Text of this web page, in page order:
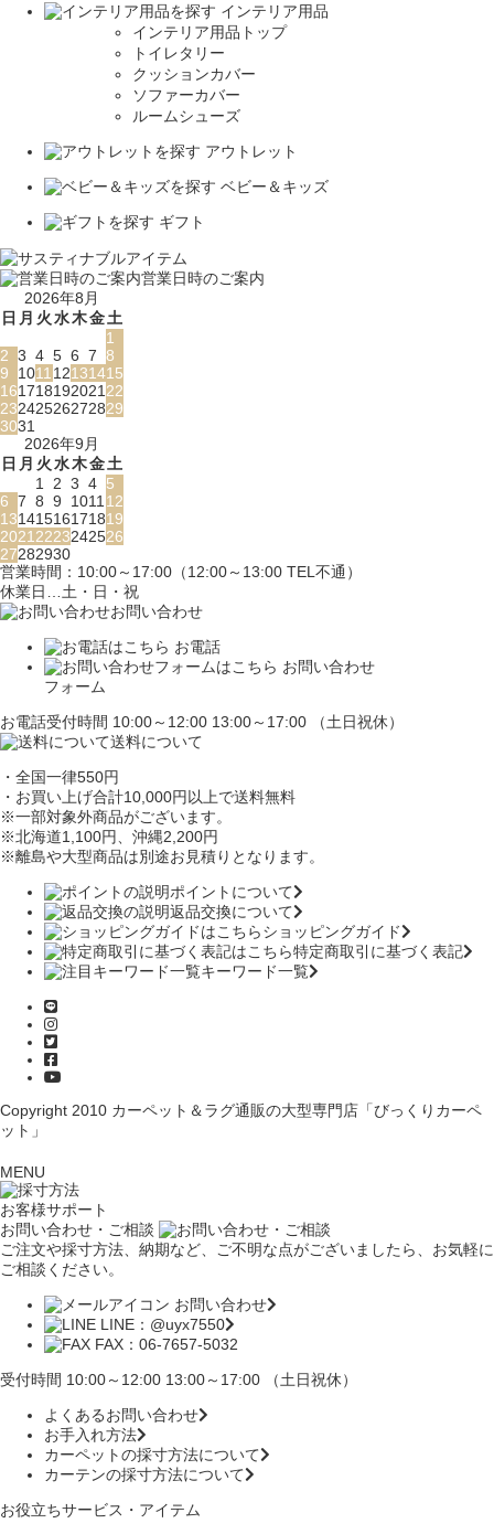
インテリア用品
インテリア用品トップ
トイレタリー
クッションカバー
ソファーカバー
ルームシューズ
アウトレット
ベビー＆キッズ
ギフト
営業日時のご案内
2026年8月
日 月 火水木金土
1
2 3 4 5 6 7 8
9
1011 12131415
161718192021 22
23242526272829
3031
2026年9月
日 月 火水木金土
1
2 3 4 5
6 7 8 9 1011 12
13141516171819
2021 2223242526
27282930
営業時間：10:00～17:00（12:00～13:00 TEL不通）
休業日…土・日・祝
お問い合わせ
お電話
お問い合わせ
フォーム
お電話受付時間 10:00～12:00 13:00～17:00 （土日祝休）
送料について
・全国一律550円
・お買い上げ合計10,000円以上で送料無料
※一部対象外商品がございます。
※北海道1,100円 、沖縄2,200円
※離島や大型商品は別途お見積りとなります。
ポイントについて
返品交換について
ショッピングガイド
特定商取引に基づく表記
キーワード一覧
Copyright 2010 カーペット＆ラグ通販の大型専門店「びっくりカーペ
ット」
MENU
お客様サポート
お問い合わせ・ご相談
ご注文や採寸方法、納期など、ご不明な点がございましたら、お気軽に
ご相談ください。
お問い合わせ
LINE：@uyx7550
FAX：06-7657-5032
受付時間 10:00～12:00 13:00～17:00 （土日祝休）
よくあるお問い合わせ
お手入れ方法
カーペットの採寸方法について
カーテンの採寸方法について
お役立ちサービス・アイテム